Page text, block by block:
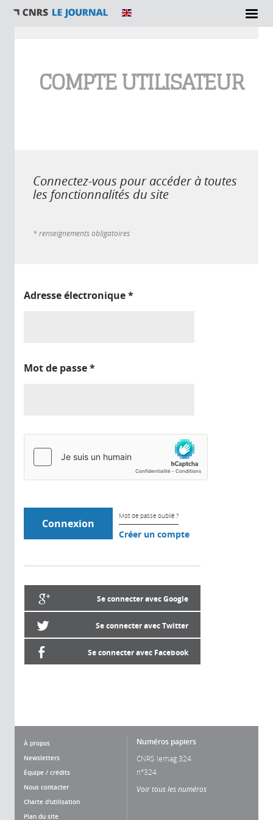
COMPTE UTILISATEUR
Connectez-vous pour accéder à toutes
les fonctionnalités du site
* renseignements obligatoires
Adresse électronique*
Mot de passe*
Mot de passe oublié ?
Créer un compte
Se connecter avec Google
Se connecter avec Twitter
Se connecter avec Facebook
À propos
Newsletters
Équipe / crédits
Nous contacter
Charte d'utilisation
Plan du site
Numéros papiers
CNRS lemag 324
n°324
Voir tous les numéros